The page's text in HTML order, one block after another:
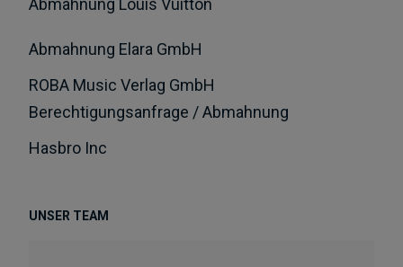
Abmahnung Louis Vuitton
Abmahnung Elara GmbH
ROBA Music Verlag GmbH
Berechtigungsanfrage / Abmahnung
Hasbro Inc
UNSER TEAM